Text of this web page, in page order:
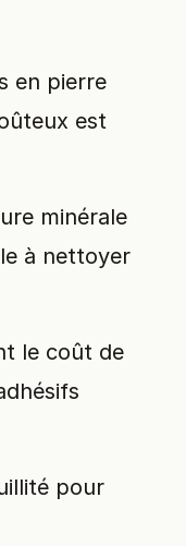
en pierre
est
minérale
à nettoyer
le coût de
pour